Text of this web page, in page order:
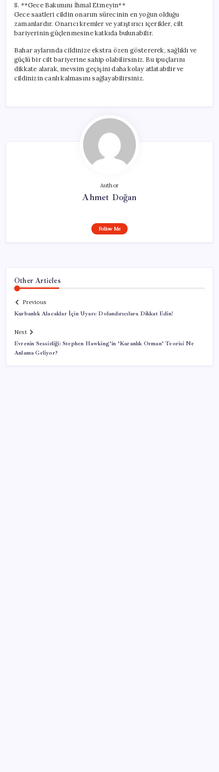
8. **Gece Bakımını İhmal Etmeyin**
Gece saatleri cildin onarım sürecinin en yoğun olduğu
zamanlardır. Onarıcı kremler ve yatıştırıcı içerikler, cilt
bariyerinin güçlenmesine katkıda bulunabilir.
Bahar aylarında cildinize ekstra özen göstererek, sağlıklı ve
güçlü bir cilt bariyerine sahip olabilirsiniz. Bu ipuçlarını
dikkate alarak, mevsim geçişini daha kolay atlatabilir ve
cildinizin canlı kalmasını sağlayabilirsiniz.
Author
Ahmet Doğan
Follow Me
Other Articles
Previous
Kurbanlık Alacaklar İçin Uyarı: Dolandırıcılara Dikkat Edin!
Next
Evrenin Sessizliği: Stephen Hawking’in ‘Karanlık Orman’ Teorisi Ne
Anlama Geliyor?